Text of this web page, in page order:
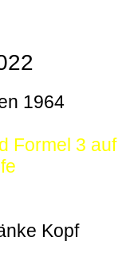
1964
Formel 3 auf
Kopf